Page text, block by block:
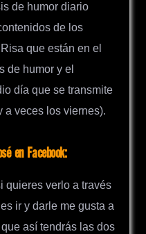
de humor diario
de los
que están en el
de humor y el
día que se transmite
a veces los viernes).
en Facebook:
quieres verlo a través
ir y darle me gusta a
así tendrás las dos